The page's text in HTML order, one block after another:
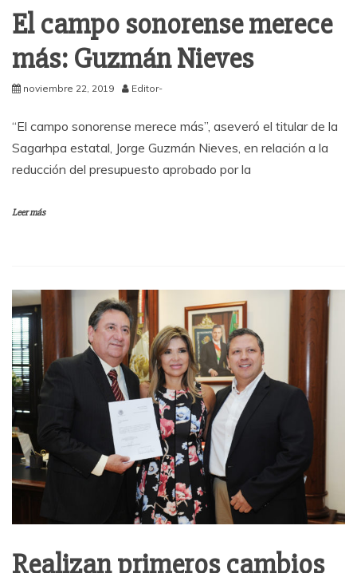
El campo sonorense merece
más: Guzmán Nieves
noviembre 22, 2019 Editor-
“El campo sonorense merece más”, aseveró el titular de la
Sagarhpa estatal, Jorge Guzmán Nieves, en relación a la
reducción del presupuesto aprobado por la
Leer más
Realizan primeros cambios